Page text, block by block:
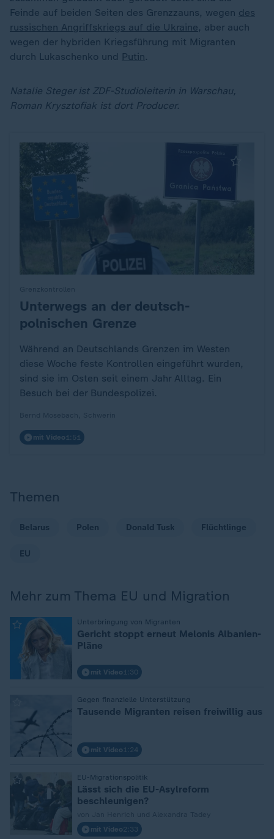
Feinde auf beiden Seiten des Grenzzauns, wegen des
russischen Angriffskriegs auf die Ukraine, aber auch
wegen der hybriden Kriegsführung mit Migranten
durch Lukaschenko und Putin.
Natalie Steger ist ZDF-Studioleiterin in Warschau,
Roman Krysztofiak ist dort Producer.
:Unterwegs an der deutsch-
polnischen Grenze
Während an Deutschlands Grenzen im Westen
diese Woche feste Kontrollen eingeführt wurden,
sind sie im Osten seit einem Jahr Alltag. Ein
Besuch bei der Bundespolizei.
mit Video 1:51
Themen
Belarus Polen Donald Tusk Flüchtlinge
EU
Mehr zum Thema EU und Migration
Unterbringung von Migranten
Gericht stoppt erneut Melonis Albanien-
Pläne
mit Video 1:30
Gegen finanzielle Unterstützung
Tausende Migranten reisen freiwillig aus
mit Video 1:24
EU-Migrationspolitik
Lässt sich die EU-Asylreform
beschleunigen?
mit Video2:33